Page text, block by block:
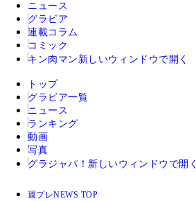
ニュース
グラビア
連載コラム
コミック
キン肉マン 新しいウィンドウで開く
トップ
グラビア一覧
ニュース
ランキング
動画
写真
グラジャパ！ 新しいウィンドウで開く
週プレNEWS TOP